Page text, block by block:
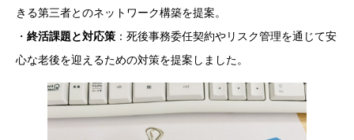
きる第三者とのネットワーク構築を提案。
・ 終活課題と対応策 ：死後事務委任契約やリスク管理を通じて安
心な老後を迎えるための対策を提案しました。